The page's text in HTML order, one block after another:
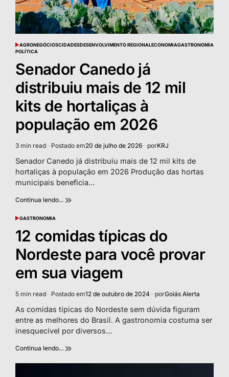
POSTED
AGRONEGÓCIOSCIDADESDESENVOLVIMENTO REGIONALECONOMIAGASTRONOMIA
POLÍTICA
Senador Canedo já
distribuiu mais de 12 mil
kits de hortaliças à
população em 2026
Estimated
read
time
3 min read Postado em20 de julho de 2026 porKRJ
Senador Canedo já distribuiu mais de 12 mil kits de
hortaliças à população em 2026 Produção das hortas
municipais beneficia…
Continua lendo...
POSTED
GASTRONOMIA
12 comidas típicas do
Nordeste para você provar
em sua viagem
Estimated
read
time
5 min read Postado em12 de outubro de 2024 porGoiás Alerta
As comidas típicas do Nordeste sem dúvida figuram
entre as melhores do Brasil. A gastronomia costuma ser
inesquecível por diversos…
Continua lendo...